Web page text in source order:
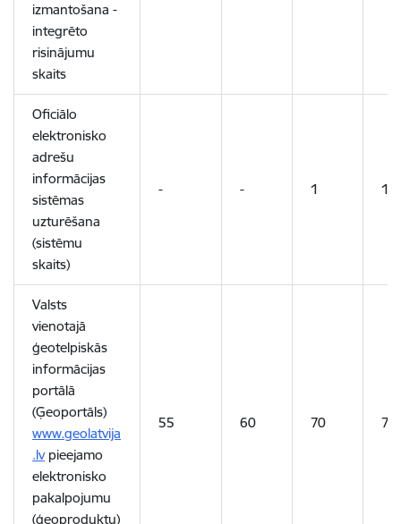
izmantošana -
integrēto
risinājumu
skaits
Oficiālo
elektronisko
adrešu
informācijas
sistēmas
uzturēšana
(sistēmu
skaits)
- - 1 1
Valsts
vienotajā
ģeotelpiskās
informācijas
portālā
(Ģeoportāls)
www.geolatvija
.lvpieejamo
elektronisko
pakalpojumu
(ģeoproduktu)
55 60 70 70